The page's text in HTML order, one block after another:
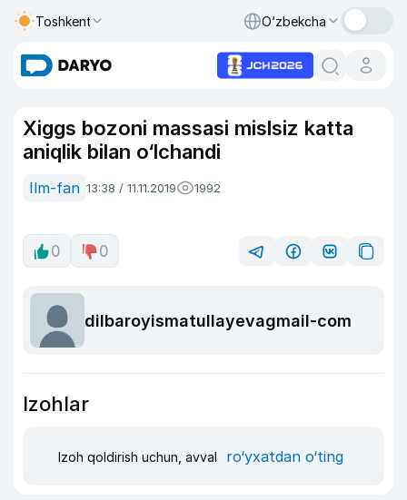
Toshkent O‘zbekcha
Xiggs bozoni massasi mislsiz katta
aniqlik bilan o‘lchandi
Ilm-fan 13:38 / 11.11.2019 1992
0 0
dilbaroyismatullayevagmail-com
Izohlar
Izoh qoldirish uchun, avval ro‘yxatdan o‘ting